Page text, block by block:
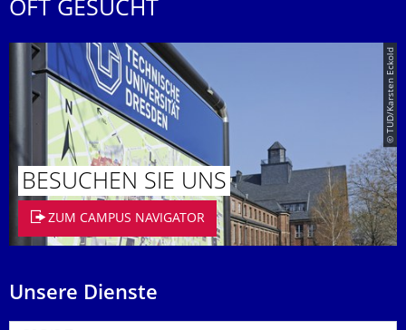
OFT GESUCHT
© TUD/Karsten Eckold
BESUCHEN SIE UNS
ZUM CAMPUS NAVIGATOR
Unsere Dienste